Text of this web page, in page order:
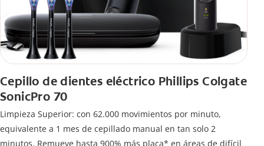
Cepillo de dientes eléctrico Phillips Colgate
SonicPro 70
Limpieza Superior: con 62.000 movimientos por minuto,
equivalente a 1 mes de cepillado manual en tan solo 2
minutos. Remueve hasta 900% más placa* en áreas de difícil